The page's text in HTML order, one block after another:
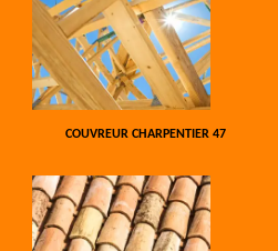
COUVREUR CHARPENTIER 47